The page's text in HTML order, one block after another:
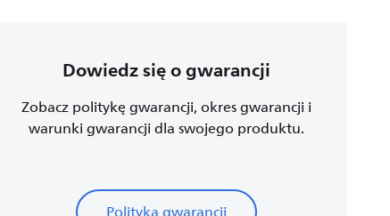
Dowiedz się o gwarancji
Zobacz politykę gwarancji, okres gwarancji i
warunki gwarancji dla swojego produktu.